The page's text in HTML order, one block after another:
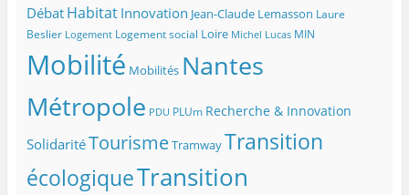
Débat Habitat Innovation Jean-Claude Lemasson Laure
Beslier Logement Logement social Loire Michel Lucas MIN
Mobilité Mobilités Nantes
Métropole PDU PLUm Recherche & Innovation
SolidaritéTourismeTramwayTransition
écologiqueTransition